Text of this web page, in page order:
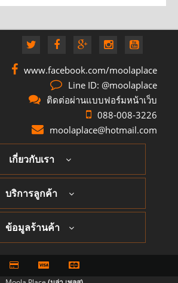
www.facebook.com/moolaplace
Line ID: @moolaplace
ติดต่อผ่านแบบฟอร์มหน้าเว็บ
088-008-3226
moolaplace@hotmail.com
เกี่ยวกับเรา
บริการลูกค้า
ข้อมูลร้านค้า